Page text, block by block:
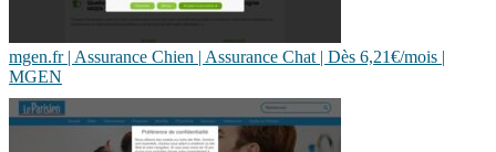
mgen.fr | Assurance Chien | Assurance Chat | Dès 6,21€/mois |
MGEN